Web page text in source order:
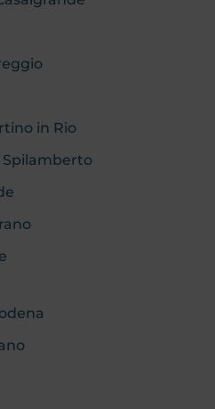
in Rio
Spilamberto